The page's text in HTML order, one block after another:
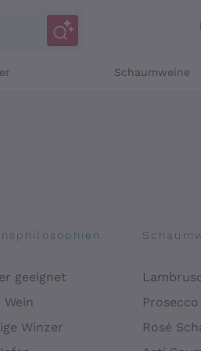
Schaumweine
geeignet
Winzer
Rosé
und personalisierten